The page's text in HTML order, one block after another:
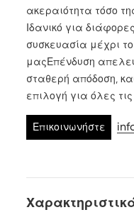
ακεραιότητα τόσο
Ιδανικό για
συσκευασία μέχρι
μαςΕπένδυση
σταθερή απόδοση,
επιλογή για όλες
Επικοινωνήστε